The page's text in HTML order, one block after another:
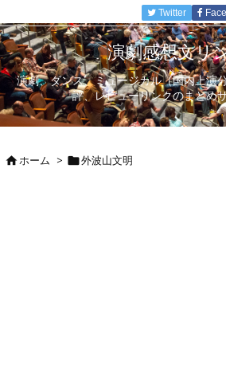
Twitter
演劇感想文リ
演劇、ダンス、ミュージカル（国内上演
評、レビューリンクのまとめ
ホーム > 外波山文明